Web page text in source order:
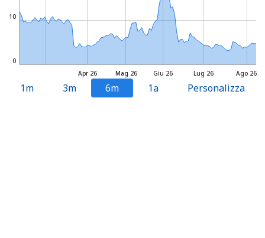
Mag 26 Lug 26
Apr 26 Giu 26 Ago 26
0
10
1m 3m 6m 1a Personalizza